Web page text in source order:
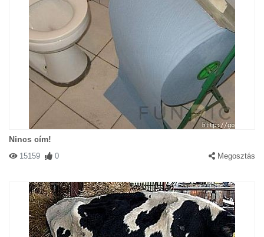
Nincs cím!
15159 0 Megosztás